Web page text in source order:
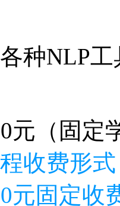
种NLP
元（固定
收费形
元固定收